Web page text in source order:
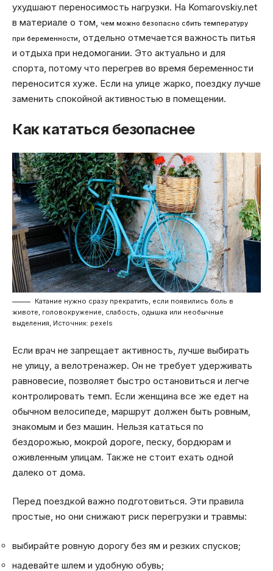
ухудшают переносимость нагрузки. На Komarovskiy.net
в материале о том, чем можно безопасно сбить температуру
при беременности, отдельно отмечается важность питья
и отдыха при недомогании. Это актуально и для
спорта, потому что перегрев во время беременности
переносится хуже. Если на улице жарко, поездку лучше
заменить спокойной активностью в помещении.
Как кататься безопаснее
Катание нужно сразу прекратить, если появились боль в
животе, головокружение, слабость, одышка или необычные
выделения, Источник: pexels
Если врач не запрещает активность, лучше выбирать
не улицу, а велотренажер. Он не требует удерживать
равновесие, позволяет быстро остановиться и легче
контролировать темп. Если женщина все же едет на
обычном велосипеде, маршрут должен быть ровным,
знакомым и без машин. Нельзя кататься по
бездорожью, мокрой дороге, песку, бордюрам и
оживленным улицам. Также не стоит ехать одной
далеко от дома.
Перед поездкой важно подготовиться. Эти правила
простые, но они снижают риск перегрузки и травмы:
выбирайте ровную дорогу без ям и резких спусков;
надевайте шлем и удобную обувь;